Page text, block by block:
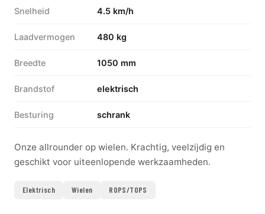
Snelheid 4.5 km/h
Laadvermogen 480 kg
Breedte 1050 mm
Brandstof elektrisch
Besturing schrank
Onze allrounder op wielen. Krachtig, veelzijdig en
geschikt voor uiteenlopende werkzaamheden.
Elektrisch Wielen ROPS/TOPS